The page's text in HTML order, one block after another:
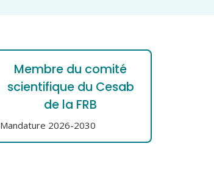
Membre du comité
scientifique du Cesab
de la FRB
Mandature 2026-2030